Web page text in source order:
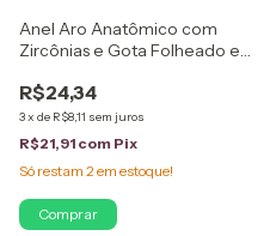
Anel Aro Anatômico com
Zircônias e Gota Folheado em
R$24,34
3x de R$8,11 sem juros
R$21,91 com Pix
Só restam 2em estoque!
Comprar